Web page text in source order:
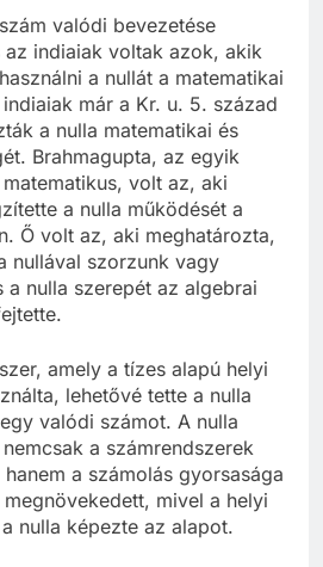
valódi bevezetése
az indiaiak voltak azok, akik
a nullát a matematikai
már a Kr. u. 5. század
a nulla matematikai és
Brahmagupta, az egyik
volt az, aki
a nulla működését a
Ő volt az, aki meghatározta,
nullával szorzunk vagy
a nulla szerepét az algebrai
amely a tízes alapú helyi
lehetővé tette a nulla
valódi számot. A nulla
a számrendszerek
a számolás gyorsasága
mivel a helyi
nulla képezte az alapot.